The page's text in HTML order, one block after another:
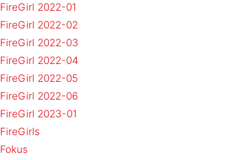
FireGirl 2022-01
FireGirl 2022-02
FireGirl 2022-03
FireGirl 2022-04
FireGirl 2022-05
FireGirl 2022-06
FireGirl 2023-01
FireGirls
Fokus